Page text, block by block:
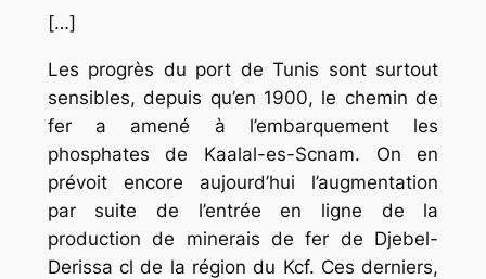
[…]
Les progrès du port de Tunis sont surtout
sensibles, depuis qu’en 1900, le chemin de
fer a amené à l’embarquement les
phosphates de Kaalal-es-Scnam. On en
prévoit encore aujourd’hui l’augmentation
par suite de l’entrée en ligne de la
production de minerais de fer de Djebel-
Derissa cl de la région du Kcf. Ces derniers,